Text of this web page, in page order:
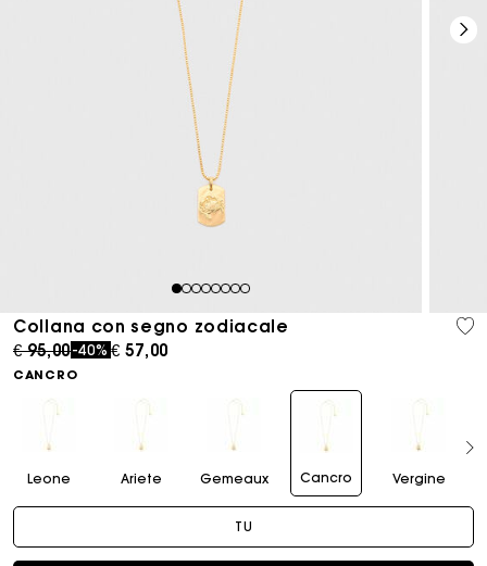
12345678
Collana con segno zodiacale
Price reduced from
€ 95,00to
-40% € 57,00
CANCRO
Leone Ariete Gemeaux Cancro Vergine
TU